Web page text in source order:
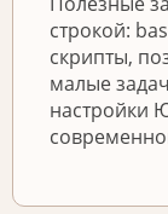
строкой:
скрипты,
малые
настройки